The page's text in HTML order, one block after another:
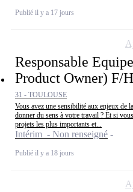
Publié il y a 17 jours
Responsable
Product Owner) F/H
31 - TOULOUSE
Vous avez une sensibilité aux enjeux de
donner du sens à votre travail ? Et si
projets les plus importants et...
Intérim - Non renseigné
Publié il y a 18 jours